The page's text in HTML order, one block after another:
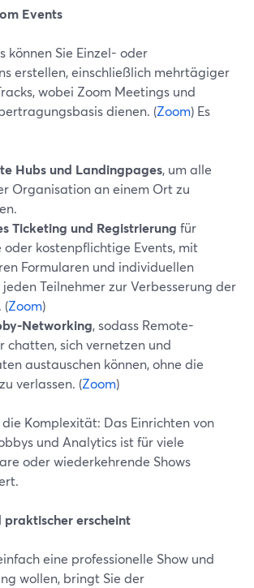
Events
können Sie Einzel- oder
erstellen, einschließlich mehrtägiger
wobei Zoom Meetings und
dienen. (Zoom) Es
Hubs und Landingpages, um alle
Organisation an einem Ort zu
Ticketing und Registrierung für
oder kostenpflichtige Events, mit
Formularen und individuellen
Teilnehmer zur Verbesserung der
(Zoom)
Networking, sodass Remote-
chatten, sich vernetzen und
austauschen können, ohne die
verlassen. (Zoom)
Komplexität: Das Einrichten von
und Analytics ist für viele
oder wiederkehrende Shows
praktischer erscheint
eine professionelle Show und
wollen, bringt Sie der